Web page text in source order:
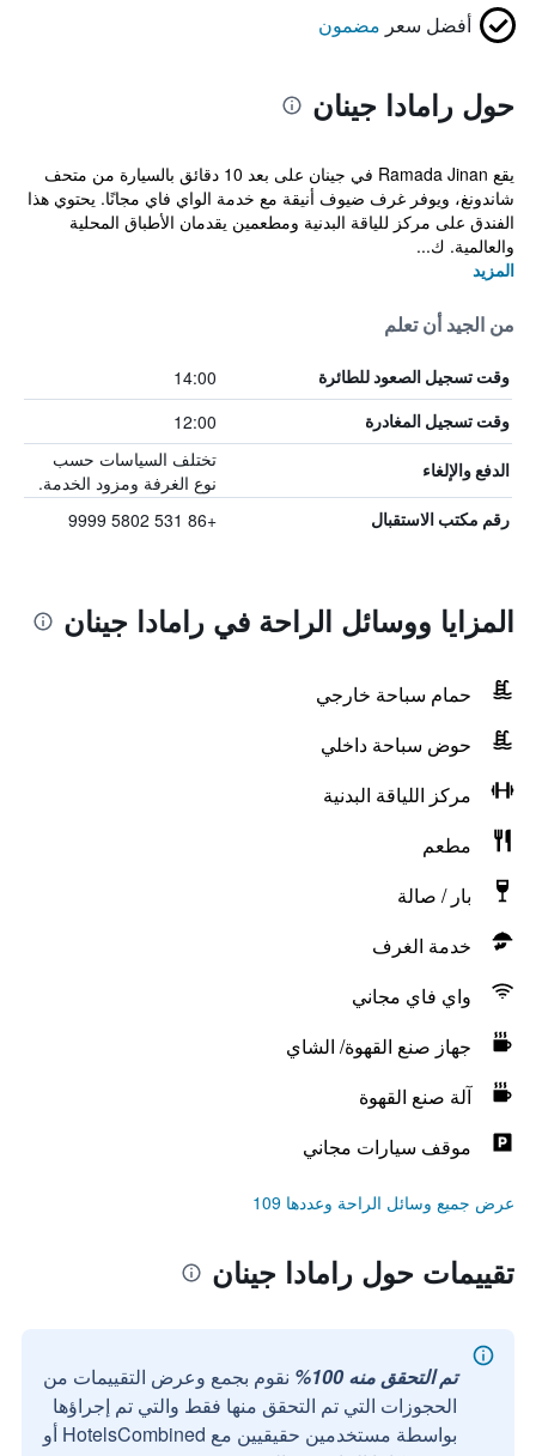
أفضل سعر مضمون
حول رامادا جينان
يقع Ramada Jinan في جينان على بعد 10 دقائق بالسيارة من متحف
شاندونغ، ويوفر غرف ضيوف أنيقة مع خدمة الواي فاي مجانًا. يحتوي هذا
الفندق على مركز للياقة البدنية ومطعمين يقدمان الأطباق المحلية
والعالمية. ك...
المزيد
من الجيد أن تعلم
وقت تسجيل الصعود للطائرة 14:00
وقت تسجيل المغادرة 12:00
الدفع والإلغاء
تختلف السياسات حسب
نوع الغرفة ومزود الخدمة.
رقم مكتب الاستقبال +86 531 5802 9999
المزايا ووسائل الراحة في رامادا جينان
حمام سباحة خارجي
حوض سباحة داخلي
مركز اللياقة البدنية
مطعم
بار / صالة
خدمة الغرف
واي فاي مجاني
جهاز صنع القهوة/ الشاي
آلة صنع القهوة
موقف سيارات مجاني
عرض جميع وسائل الراحة وعددها 109
تقييمات حول رامادا جينان
تم التحقق منه 100%
نقوم بجمع وعرض التقييمات من
الحجوزات التي تم التحقق منها فقط والتي تم إجراؤها
بواسطة مستخدمين حقيقيين مع HotelsCombined أو